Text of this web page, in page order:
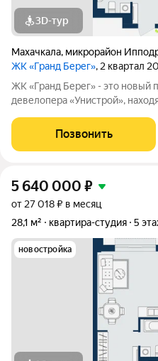
3D-тур
Махачкала, микрорайон
ЖК «Гранд Берег», 2 квартал
ЖК «Гранд Берег» - это новый
девелопера «Унистрой»,
локация, где все
остановок общественного
Позвонить
5 640 000 ₽
от 27 018 ₽ в месяц
28,1 м²
квартира-студия 5
новостройка